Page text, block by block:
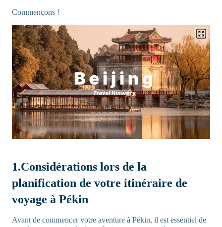
Commençons !
1.Considérations lors de la
planification de votre itinéraire de
voyage à Pékin
Avant de commencer votre aventure à Pékin, il est essentiel de